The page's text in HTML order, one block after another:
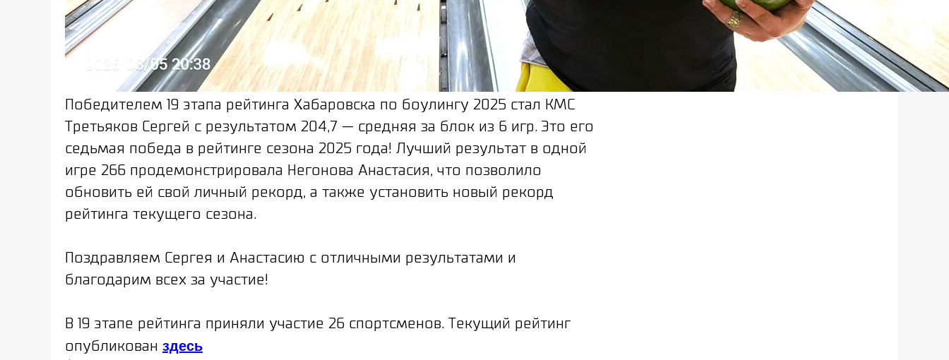
Победителем 19 этапа рейтинга Хабаровска по боулингу 2025 стал КМС
Третьяков Сергей с результатом 204,7 — средняя за блок из 6 игр. Это его
седьмая победа в рейтинге сезона 2025 года! Лучший результат в одной
игре 266 продемонстрировала Негонова Анастасия, что позволило
обновить ей свой личный рекорд, а также установить новый рекорд
рейтинга текущего сезона.
Поздравляем Сергея и Анастасию с отличными результатами и
благодарим всех за участие!
В 19 этапе рейтинга приняли участие 26 спортсменов. Текущий рейтинг
опубликован здесь